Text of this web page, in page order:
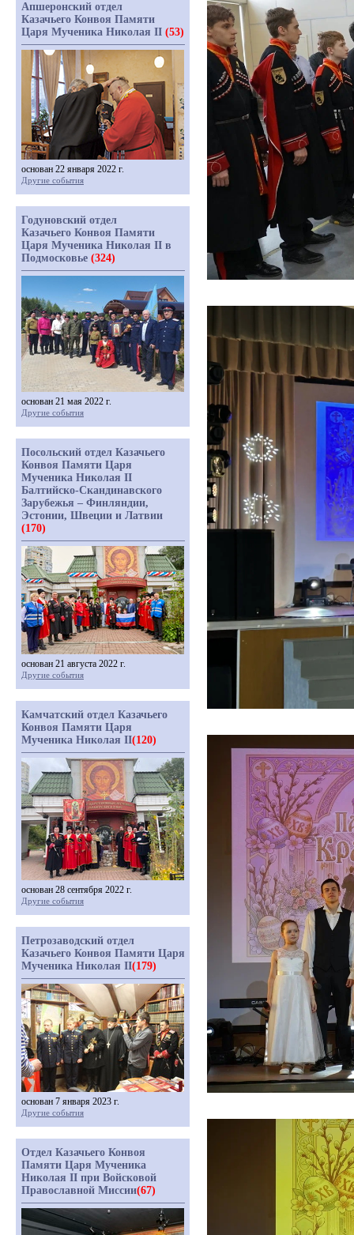
Апшеронский отдел
Казачьего Конвоя Памяти
Царя Мученика Николая II (53)
основан 22 января 2022 г.
Другие события
Годуновский отдел
Казачьего Конвоя Памяти
Царя Мученика Николая II в
Подмосковье (324)
основан 21 мая 2022 г.
Другие события
Посольский отдел Казачьего
Конвоя Памяти Царя
Мученика Николая II
Балтийско-Скандинавского
Зарубежья – Финляндии,
Эстонии, Швеции и Латвии
(170)
основан 21 августа 2022 г.
Другие события
Камчатский отдел Казачьего
Конвоя Памяти Царя
Мученика Николая II(120)
основан 28 сентября 2022 г.
Другие события
Петрозаводский отдел
Казачьего Конвоя Памяти Царя
Мученика Николая II(179)
основан 7 января 2023 г.
Другие события
Отдел Казачьего Конвоя
Памяти Царя Мученика
Николая II при Войсковой
Православной Миссии(67)